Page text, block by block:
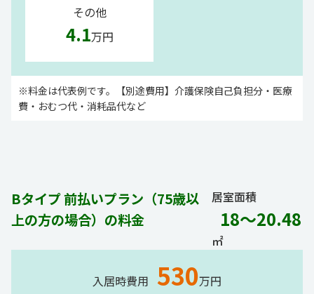
その他
4.1万円
※料金は代表例です。【別途費用】介護保険自己負担分・医療
費・おむつ代・消耗品代など
Bタイプ 前払いプラン（75歳以
上の方の場合）の料金
居室面積
18～20.48
㎡
入居時費用 530万円